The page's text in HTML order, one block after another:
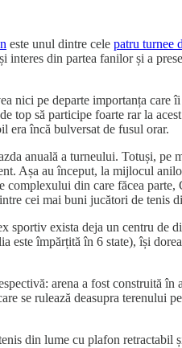
este unul dintre cele patru turnee
din partea fanilor și a
nici pe departe importanța
top să participe foarte rar la
era încă bulversat de fusul orar.
anuală a turneului. Totuși, pe
Așa au început, la mijlocul
complexului din care făcea
cei mai buni jucători de tenis
exista deja un centru de
împărțită în 6 state), își
arena a fost construită
se rulează deasupra
din lume cu plafon